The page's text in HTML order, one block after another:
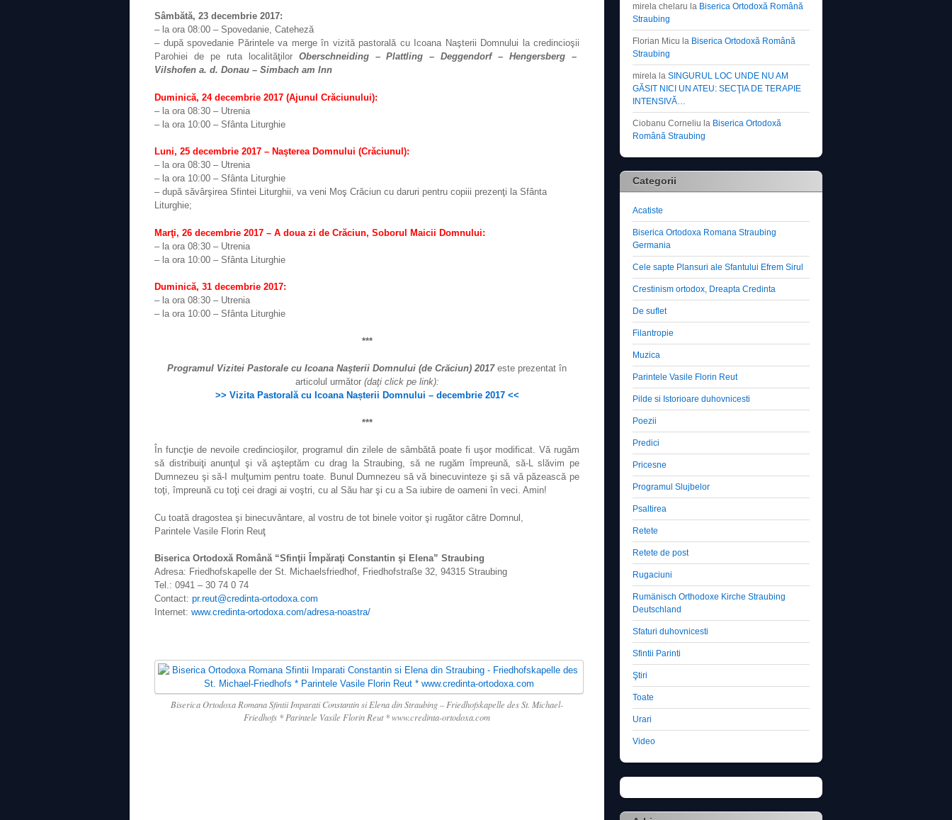
Sâmbătă, 23 decembrie 2017:
– la ora 08:00 – Spovedanie, Cateheză
– după spovedanie Părintele va merge în vizită pastorală cu Icoana Naşterii Domnului la credincioşii
Parohiei de pe ruta localităţilor Oberschneiding – Plattling – Deggendorf – Hengersberg –
Vilshofen a. d. Donau – Simbach am Inn
Duminică, 24 decembrie 2017 (Ajunul Crăciunului):
– la ora 08:30 – Utrenia
– la ora 10:00 – Sfânta Liturghie
Luni, 25 decembrie 2017 – Naşterea Domnului (Crăciunul):
– la ora 08:30 – Utrenia
– la ora 10:00 – Sfânta Liturghie
– după săvârşirea Sfintei Liturghii, va veni Moş Crăciun cu daruri pentru copiii prezenţi la Sfânta
Liturghie;
Marţi, 26 decembrie 2017 – A doua zi de Crăciun, Soborul Maicii Domnului:
– la ora 08:30 – Utrenia
– la ora 10:00 – Sfânta Liturghie
Duminică, 31 decembrie 2017:
– la ora 08:30 – Utrenia
– la ora 10:00 – Sfânta Liturghie
***
Programul Vizitei Pastorale cu Icoana Naşterii Domnului (de Crăciun) 2017este prezentat în
articolul următor (daţi click pe link):
>> Vizita Pastorală cu Icoana Nașterii Domnului – decembrie 2017 <<
***
În funcţie de nevoile credincioşilor, programul din zilele de sâmbătă poate fi uşor modificat. Vă rugăm
să distribuiţi anunţul şi vă aşteptăm cu drag la Straubing, să ne rugăm împreună, să-L slăvim pe
Dumnezeu şi să-I mulţumim pentru toate. Bunul Dumnezeu să vă binecuvinteze şi să vă păzească pe
toţi, împreună cu toţi cei dragi ai voştri, cu al Său har şi cu a Sa iubire de oameni în veci. Amin!
Cu toată dragostea şi binecuvântare, al vostru de tot binele voitor şi rugător către Domnul,
Parintele Vasile Florin Reuţ
Biserica Ortodoxă Română “Sfinţii Împăraţi Constantin şi Elena” Straubing
Adresa: Friedhofskapelle der St. Michaelsfriedhof, Friedhofstraße 32, 94315 Straubing
Tel.: 0941 – 30 74 0 74
Contact: pr.reut@credinta-ortodoxa.com
Internet: www.credinta-ortodoxa.com/adresa-noastra/
Biserica Ortodoxa Romana Sfintii Imparati Constantin si Elena din Straubing – Friedhofskapelle des St. Michael-
Friedhofs * Parintele Vasile Florin Reut * www.credinta-ortodoxa.com
mirela chelaru la Biserica Ortodoxă Română
Straubing
Florian Micu la Biserica Ortodoxă Română
Straubing
mirela la SINGURUL LOC UNDE NU AM
GĂSIT NICI UN ATEU: SECŢIA DE TERAPIE
INTENSIVĂ…
Ciobanu Corneliu la Biserica Ortodoxă
Română Straubing
Categorii
Acatiste
Biserica Ortodoxa Romana Straubing
Germania
Cele sapte Plansuri ale Sfantului Efrem Sirul
Crestinism ortodox, Dreapta Credinta
De suflet
Filantropie
Muzica
Parintele Vasile Florin Reut
Pilde si Istorioare duhovnicesti
Poezii
Predici
Pricesne
Programul Slujbelor
Psaltirea
Retete
Retete de post
Rugaciuni
Rumänisch Orthodoxe Kirche Straubing
Deutschland
Sfaturi duhovnicesti
Sfintii Parinti
Ştiri
Toate
Urari
Video